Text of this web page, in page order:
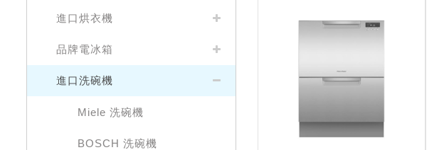
進口烘衣機
品牌電冰箱
進口洗碗機
Miele 洗碗機
BOSCH 洗碗機